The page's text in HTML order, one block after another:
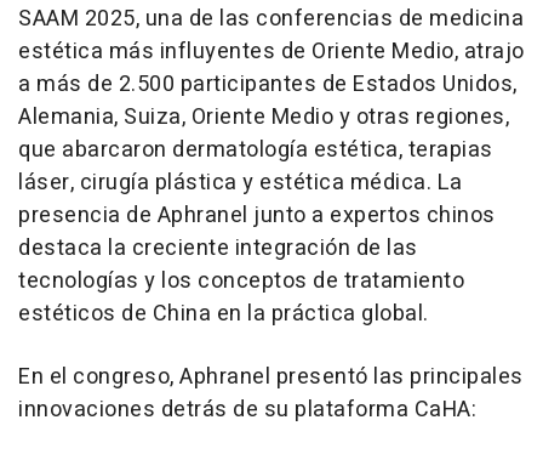
SAAM 2025, una de las conferencias de medicina
estética más influyentes de Oriente Medio, atrajo
a más de 2.500 participantes de Estados Unidos,
Alemania, Suiza, Oriente Medioy otras regiones,
que abarcaron dermatología estética, terapias
láser, cirugía plástica y estética médica. La
presencia de Aphranel junto a expertos chinos
destaca la creciente integración de las
tecnologías y los conceptos de tratamiento
estéticos de China en la práctica global.
En el congreso, Aphranel presentó las principales
innovaciones detrás de su plataforma CaHA: